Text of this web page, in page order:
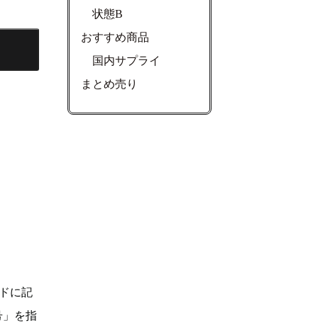
に記
」を指
状態B
おすすめ商品
国内サプライ
まとめ売り